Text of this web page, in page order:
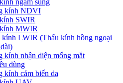
ngắm súng
kính NDVI
SWIR
MWIR
kính LWIR (Thấu kính hồng ngoại
kính nhận diện mống mắt
dùng
kính cảm biến da